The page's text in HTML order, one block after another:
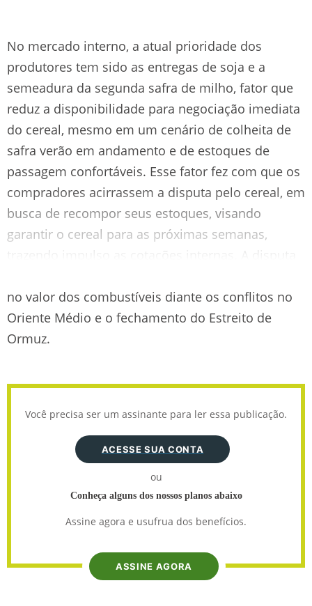
No mercado interno, a atual prioridade dos
produtores tem sido as entregas de soja e a
semeadura da segunda safra de milho, fator que
reduz a disponibilidade para negociação imediata
do cereal, mesmo em um cenário de colheita de
safra verão em andamento e de estoques de
passagem confortáveis. Esse fator fez com que os
compradores acirrassem a disputa pelo cereal, em
busca de recompor seus estoques, visando
garantir o cereal para as próximas semanas,
trazendo impulso as cotações internas. A disputa
no valor dos combustíveis diante os conflitos no
Oriente Médio e o fechamento do Estreito de
Ormuz.
Você precisa ser um assinante para ler essa publicação.
ACESSE SUA CONTA
ou
Conheça alguns dos nossos planos abaixo
Assine agora e usufrua dos benefícios.
ASSINE AGORA